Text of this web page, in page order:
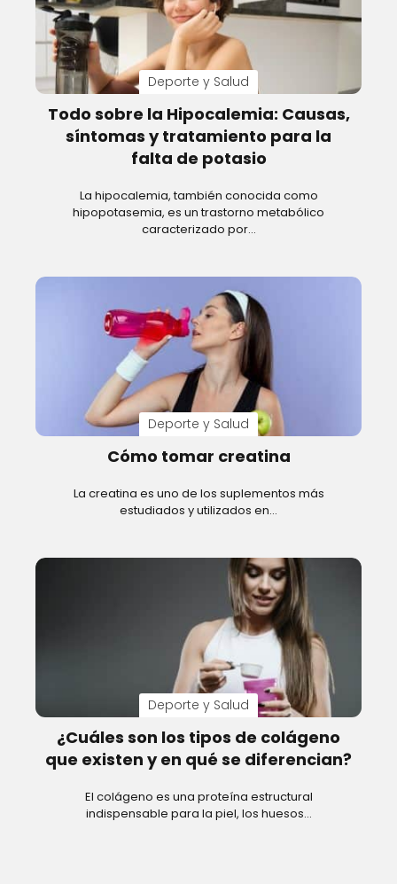
Deporte y Salud
Todo sobre la Hipocalemia: Causas,
síntomas y tratamiento para la
falta de potasio
La hipocalemia, también conocida como
hipopotasemia, es un trastorno metabólico
caracterizado por…
Deporte y Salud
Cómo tomar creatina
La creatina es uno de los suplementos más
estudiados y utilizados en…
Deporte y Salud
¿Cuáles son los tipos de colágeno
que existen y en qué se diferencian?
El colágeno es una proteína estructural
indispensable para la piel, los huesos…